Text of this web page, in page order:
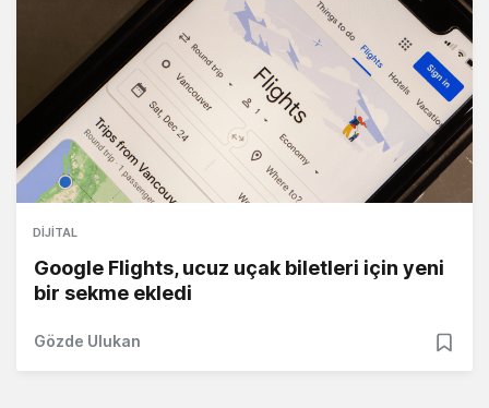
DIJITAL
Google Flights, ucuz uçak biletleri için yeni
bir sekme ekledi
Gözde Ulukan